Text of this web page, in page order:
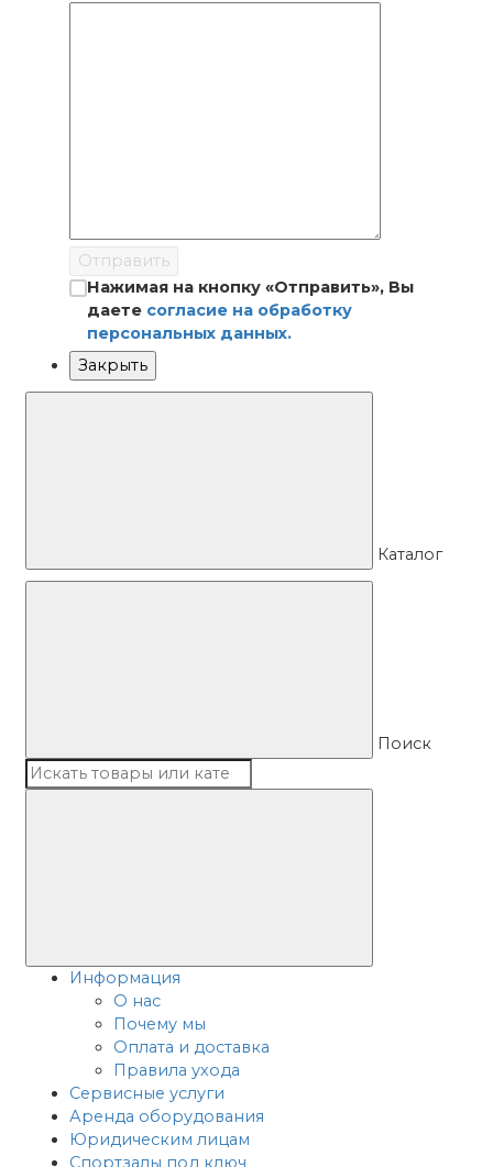
Отправить
Нажимая на кнопку «Отправить», Вы
даете согласие на обработку
персональных данных.
Закрыть
Каталог
Поиск
Информация
О нас
Почему мы
Оплата и доставка
Правила ухода
Сервисные услуги
Аренда оборудования
Юридическим лицам
Спортзалы под ключ